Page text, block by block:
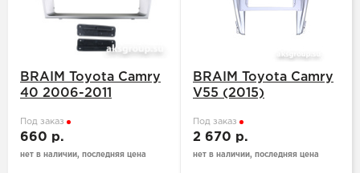
BRAIM Toyota Camry
40 2006-2011
Под заказ
660 р.
нет в наличии, последняя цена
BRAIM Toyota Camry
V55 (2015)
Под заказ
2 670 р.
нет в наличии, последняя цена